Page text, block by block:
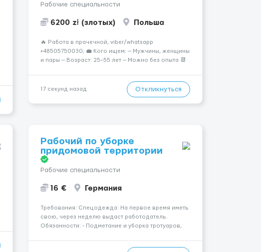
Рабочие специальности
6200 zł (злотых) Польша
🔥 Работа в прачечной, viber/whatsapp
+48505750030; 💼 Кого ищем: — Мужчины, женщины
и пары — Возраст: 25–55 лет — Можно без опыта 📆
17 секунд назад
Откликнуться
Рабочий по уборке
придомовой территории
Рабочие специальности
16 € Германия
Требования: Спецодежда: На первое время иметь
свою, через неделю выдаст работодатель.
Обязанности: - Подметание и уборка тротуаров,